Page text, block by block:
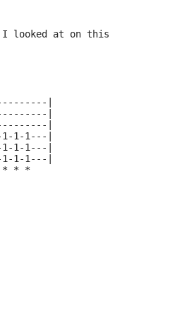
looked at on this
|
|
|
1-1---|
1-1---|
1-1---|
* *